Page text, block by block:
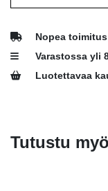
Nopea
Varastossa yli
Luotettavaa
Tutustu